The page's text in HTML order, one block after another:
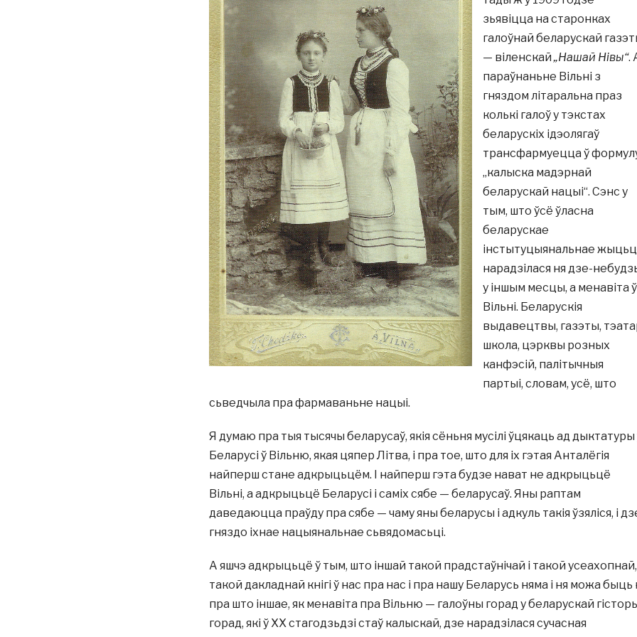
зьявіцца на старонках
галоўнай беларускай
— віленскай „Нашай Нівы“.
параўнаньне Вільні з
гняздом літаральна праз
колькі галоў у тэкстах
беларускіх ідэолягаў
трансфармуецца ў
„калыска мадэрнай
беларускай нацыі“. Сэнс у
тым, што ўсё ўласна
беларускае
інстытуцыянальнае
нарадзілася ня дзе-
у іншым месцы, а менавіта ў
Вільні. Беларускія
выдавецтвы, газэты,
школа, цэрквы розных
канфэсій, палітычныя
партыі, словам, усё, што
сьведчыла пра фармаваньне нацыі.
Я думаю пра тыя тысячы беларусаў, якія сёньня мусілі ўцякаць ад дыктатуры
Беларусі ў Вільню, якая цяпер Літва, і пра тое, што для іх гэтая Анталёгія
найперш стане адкрыцьцём. І найперш гэта будзе нават не адкрыцьцё
Вільні, а адкрыцьцё Беларусі і саміх сябе — беларусаў. Яны раптам
даведаюцца праўду пра сябе — чаму яны беларусы і адкуль такія ўзяліся, і
гняздо іхнае нацыянальнае сьвядомасьці.
А яшчэ адкрыцьцё ў тым, што іншай такой прадстаўнічай і такой усеахопнай,
такой дакладнай кнігі ў нас пра нас і пра нашу Беларусь няма і ня можа быць
пра што іншае, як менавіта пра Вільню — галоўны горад у беларускай
горад, які ў ХХ стагодзьдзі стаў калыскай, дзе нарадзілася сучасная